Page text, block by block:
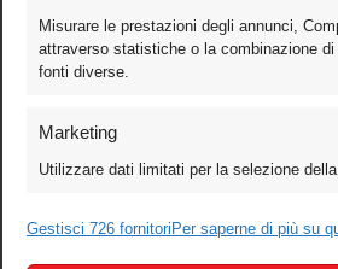
Misurare le prestazioni degli annunci,
attraverso statistiche o la combinazione
fonti diverse.
Marketing
Utilizzare dati limitati per la selezione
Gestisci 726 fornitori Per saperne di più su
Games
Test